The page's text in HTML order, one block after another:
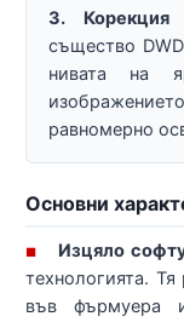
3. Корекция
същество
нивата на
равномерно
Основни
■ Изцяло
технологията.
във фърмуера